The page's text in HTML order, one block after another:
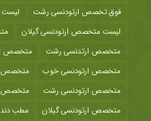
فوق تخصص ارتودنسی رشت
لیست متخصص ارتودنسی گیلان
متخصص ارتدنسی رشت
متخصص
متخصص ارتودنسی خوب
متخصص
متخصص ارتودنسی رشت
متخصص
متخصص ارتودنسی گیلان
مطب